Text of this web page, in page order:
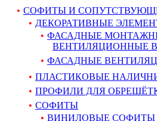
СОФИТЫ И
ДЕКОРАТИВНЫЕ
ФАСАДНЫЕ
ВЕНТИЛЯЦИОННЫЕ
ФАСАДНЫЕ
ПЛАСТИКОВЫЕ
ПРОФИЛИ ДЛЯ
СОФИТЫ
ВИНИЛОВЫЕ СОФИТЫ